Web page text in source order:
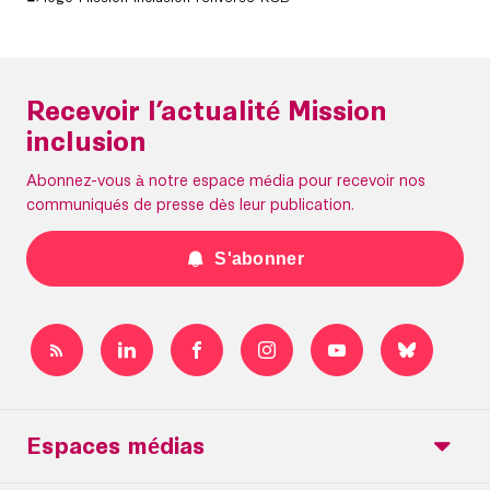
Recevoir l’actualité Mission
inclusion
Abonnez-vous à notre espace média pour recevoir nos
communiqués de presse dès leur publication.
S'abonner
Espaces médias